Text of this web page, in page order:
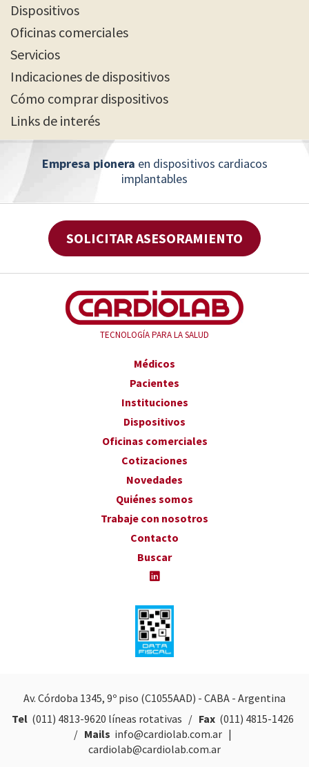
Dispositivos
Oficinas comerciales
Servicios
Indicaciones de dispositivos
Cómo comprar dispositivos
Links de interés
Empresa pionera en dispositivos cardiacos
implantables
SOLICITAR ASESORAMIENTO
TECNOLOGÍA PARA LA SALUD
Médicos
Pacientes
Instituciones
Dispositivos
Oficinas comerciales
Cotizaciones
Novedades
Quiénes somos
Trabaje con nosotros
Contacto
Buscar
Av. Córdoba 1345, 9º piso (C1055AAD) - CABA - Argentina
Tel (011) 4813-9620 líneas rotativas / Fax (011) 4815-1426
/ Mails info@cardiolab.com.ar|
cardiolab@cardiolab.com.ar